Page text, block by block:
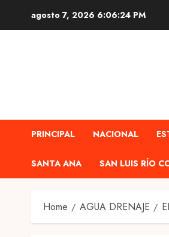
agosto 7, 2026 6:06:26 PM
PRINCIPAL NACIONAL
SANTA ANA SAN LUIS RÍO
Home AGUA DRENAJE